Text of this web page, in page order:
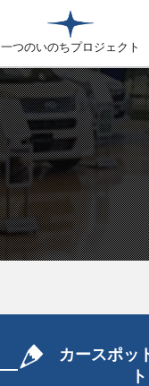
一つのいのちプロジェクト
カースポッ